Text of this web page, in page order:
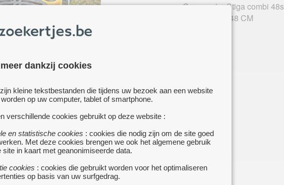
dankzij cookies
kleine tekstbestanden die tijdens uw bezoek aan een website
op uw computer, tablet of smartphone.
verschillende cookies gebruikt op deze website :
en statistische cookies : cookies die nodig zijn om de site goed
Met deze cookies brengen we ook het algemene gebruik
site in kaart met geanonimiseerde data.
cookies : cookies die gebruikt worden voor het optimaliseren
op basis van uw surfgedrag.
ROESELARE Grasmaaier Stiga combi 48s
Maaibreedte 48 CM
stuur een berichtje